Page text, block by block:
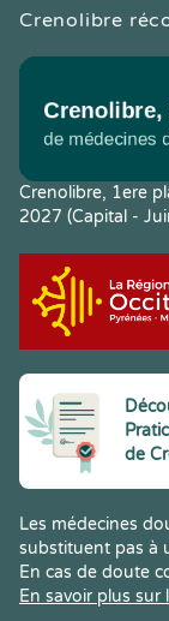
Crenolibre
Crenolibre, 1ere
2027 (Capital -
de
Les médecines
substituent pas à
En cas de doute
En savoir plus